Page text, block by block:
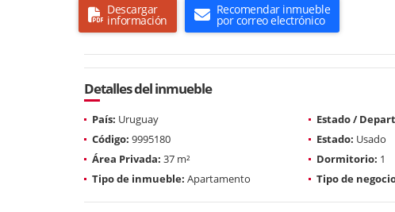
Descargar
información
Recomendar inmueble
por correo electrónico
Detalles del inmueble
País: Uruguay Estado /
Código: 9995180 Estado: Usado
Área Privada: 37 m² Dormitorio: 1
Tipo de inmueble: Apartamento Tipo de